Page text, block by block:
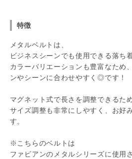
特徴
メタルベルトは、
ビジネスシーンでも使用できる落ち
カラーバリエーションも豊富なため
ンやシーンに合わせやすく◎です！
マグネット式で長さを調整できるため
サイズ調整も非常にしやすく、お好
す。
※こちらのベルトは
ファビアンのメタルシリーズに使用